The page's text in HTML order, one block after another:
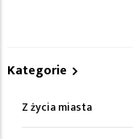
Kategorie
Z życia miasta